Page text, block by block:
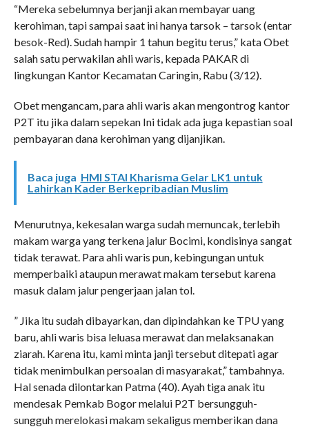
“Mereka sebelumnya berjanji akan membayar uang
kerohiman, tapi sampai saat ini hanya tarsok – tarsok (entar
besok-Red). Sudah hampir 1 tahun begitu terus,” kata Obet
salah satu perwakilan ahli waris, kepada PAKAR di
lingkungan Kantor Kecamatan Caringin, Rabu (3/12).
Obet mengancam, para ahli waris akan mengontrog kantor
P2T itu jika dalam sepekan Ini tidak ada juga kepastian soal
pembayaran dana kerohiman yang dijanjikan.
Baca juga HMI STAI Kharisma Gelar LK1 untuk
Lahirkan Kader Berkepribadian Muslim
Menurutnya, kekesalan warga sudah memuncak, terlebih
makam warga yang terkena jalur Bocimi, kondisinya sangat
tidak terawat. Para ahli waris pun, kebingungan untuk
memperbaiki ataupun merawat makam tersebut karena
masuk dalam jalur pengerjaan jalan tol.
” Jika itu sudah dibayarkan, dan dipindahkan ke TPU yang
baru, ahli waris bisa leluasa merawat dan melaksanakan
ziarah. Karena itu, kami minta janji tersebut ditepati agar
tidak menimbulkan persoalan di masyarakat,” tambahnya.
Hal senada dilontarkan Patma (40). Ayah tiga anak itu
mendesak Pemkab Bogor melalui P2T bersungguh-
sungguh merelokasi makam sekaligus memberikan dana